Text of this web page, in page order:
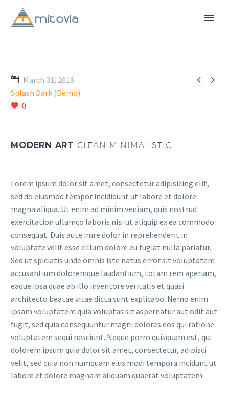
 
March 31, 2016
Splash Dark (Demo)
0
MODERN ART CLEAN MINIMALISTIC
Lorem ipsum dolor sit amet, consectetur adipisicing elit,
sed do eiusmod tempor incididunt ut labore et dolore
magna aliqua. Ut enim ad minim veniam, quis nostrud
exercitation ullamco laboris nisi ut aliquip ex ea commodo
consequat. Duis aute irure dolor in reprehenderit in
voluptate velit esse cillum dolore eu fugiat nulla pariatur.
Sed ut spiciatis unde omnis iste natus error sit voluptatem
accusantium doloremque laudantium, totam rem aperiam,
eaque ipsa quae ab illo inventore veritatis et quasi
architecto beatae vitae dicta sunt explicabo. Nemo enim
ipsam voluptatem quia voluptas sit aspernatur aut odit aut
fugit, sed quia consequuntur magni dolores eos qui ratione
voluptatem sequi nesciunt. Neque porro quisquam est, qui
dolorem ipsum quia dolor sit amet, consectetur, adipisci
velit, sed quia non numquam eius modi tempora incidunt ut
labore et dolore magnam aliquam quaerat voluptatem.